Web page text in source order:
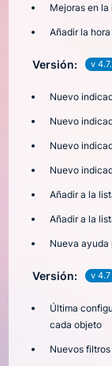
Mejoras en
Añadir la
Versión: v
Nuevo
Nuevo
Nuevo
Nuevo
Añadir a la
Añadir a la
Nueva ayuda
Versión: v 4.7
Última
cada objeto
Nuevos